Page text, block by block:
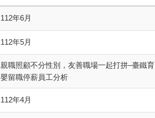
112年6月
112年5月
親職照顧不分性別，友善職場一起打拼–臺鐵育
嬰留職停薪員工分析
112年4月